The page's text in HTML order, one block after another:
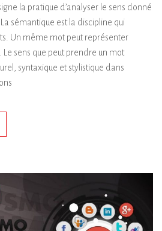
la pratique d’analyser le sens donné
sémantique est la discipline qui
Un même mot peut représenter
sens que peut prendre un mot
syntaxique et stylistique dans